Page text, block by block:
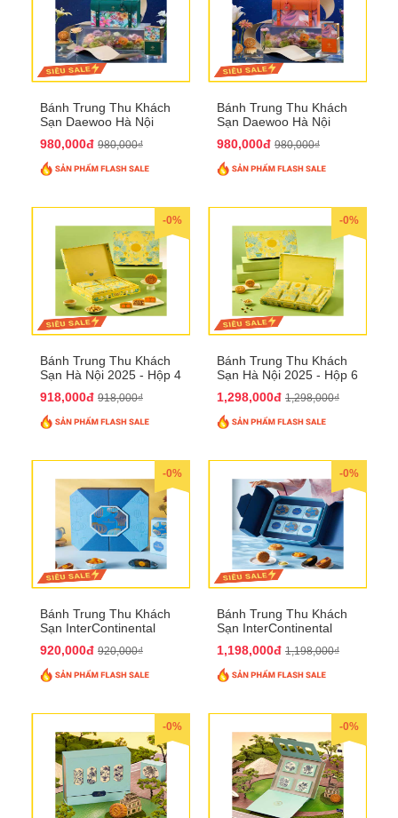
Bánh Trung Thu Khách
Sạn Daewoo Hà Nội
QTTT30
980,000đ 980,000₫
Bánh Trung Thu Khách
Sạn Daewoo Hà Nội
QTTT31
980,000đ 980,000₫
-0%
Bánh Trung Thu Khách
Sạn Hà Nội 2025 - Hộp 4
918,000đ 918,000₫
-0%
Bánh Trung Thu Khách
Sạn Hà Nội 2025 - Hộp 6
1,298,000đ 1,298,000₫
-0%
Bánh Trung Thu Khách
Sạn InterContinental
QTTT26
920,000đ 920,000₫
-0%
Bánh Trung Thu Khách
Sạn InterContinental
QTTT27
1,198,000đ 1,198,000₫
-0% -0%